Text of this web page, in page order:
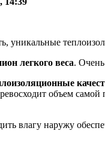
уникальные
легкого веса.
объем
влагу наружу